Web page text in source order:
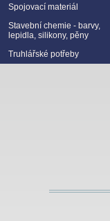
Spojovací materiál
Stavební chemie - barvy,
lepidla, silikony, pěny
Truhlářské potřeby